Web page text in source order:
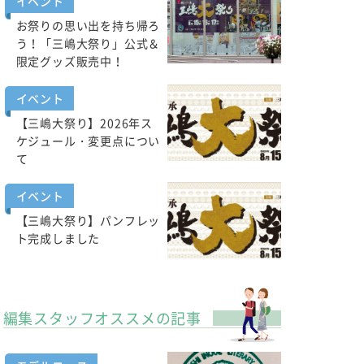
お祭りの思い出を持ち帰ろ
う！「三嶋大祭り」公式＆
限定グッズ販売中！
イベント
【三嶋大祭り】2026年ス
ケジュール・変更点につい
て
イベント
【三嶋大祭り】パンフレッ
ト完成しました
編集スタッフオススメの記事